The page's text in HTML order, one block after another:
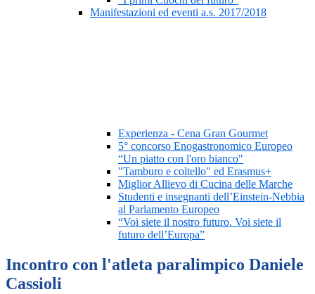
Manifestazioni ed eventi a.s. 2017/2018
Experienza - Cena Gran Gourmet
5° concorso Enogastronomico Europeo
“Un piatto con l'oro bianco"
"Tamburo e coltello" ed Erasmus+
Miglior Allievo di Cucina delle Marche
Studenti e insegnanti dell’Einstein-Nebbia
al Parlamento Europeo
“Voi siete il nostro futuro. Voi siete il
futuro dell’Europa”
Incontro con l'atleta paralimpico Daniele
Cassioli